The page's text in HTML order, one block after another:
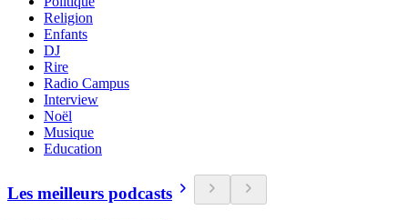
Religion
Enfants
DJ
Rire
Radio Campus
Interview
Noël
Musique
Education
Les meilleurs podcasts